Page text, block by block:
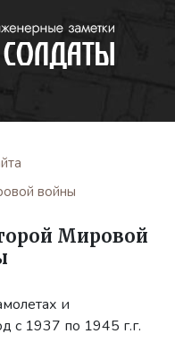
войны
Мировой
и
с 1937 по 1945 г.г.